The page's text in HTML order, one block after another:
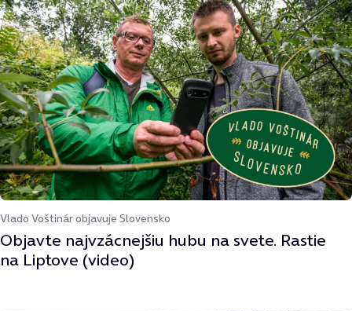
Vlado Voštinár objavuje Slovensko
Objavte najvzácnejšiu hubu na svete. Rastie
na Liptove (video)